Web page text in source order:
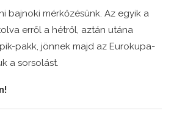
bajnoki mérkőzésünk. Az egyik a
erről a hétről, aztán utána
pakk, jönnek majd az Eurokupa-
a sorsolást.